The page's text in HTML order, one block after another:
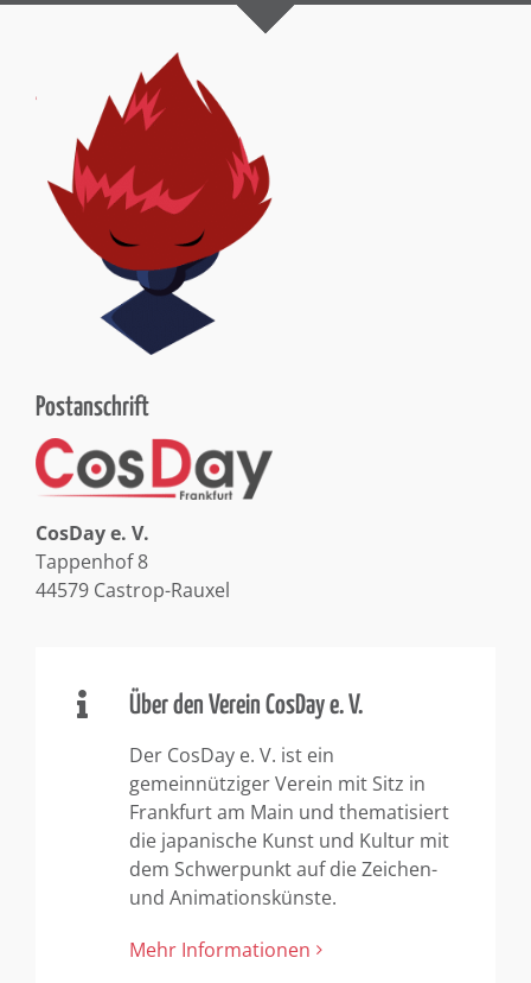
Postanschrift
CosDay e. V.
Tappenhof 8
44579 Castrop-Rauxel
Über den Verein CosDay e. V.
Der CosDay e. V. ist ein
gemeinnütziger Verein mit Sitz in
Frankfurt am Main und thematisiert
die japanische Kunst und Kultur mit
dem Schwerpunkt auf die Zeichen-
und Animationskünste.
Mehr Informationen